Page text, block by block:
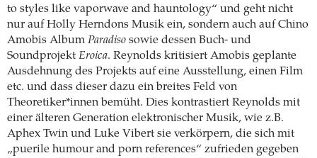
to styles like vaporwave and hauntology“ und geht nicht
nur auf Holly Herndons Musik ein, sondern auch auf Chino
Amobis Album Paradiso sowie dessen Buch- und
Soundprojekt Eroica. Reynolds kritisiert Amobis geplante
Ausdehnung des Projekts auf eine Ausstellung, einen Film
etc. und dass dieser dazu ein breites Feld von
Theoretiker*innen bemüht. Dies kontrastiert Reynolds mit
einer älteren Generation elektronischer Musik, wie z.B.
Aphex Twin und Luke Vibert sie verkörpern, die sich mit
„puerile humour and porn references“ zufrieden gegeben